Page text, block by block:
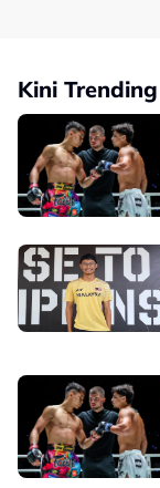
Kini Trending